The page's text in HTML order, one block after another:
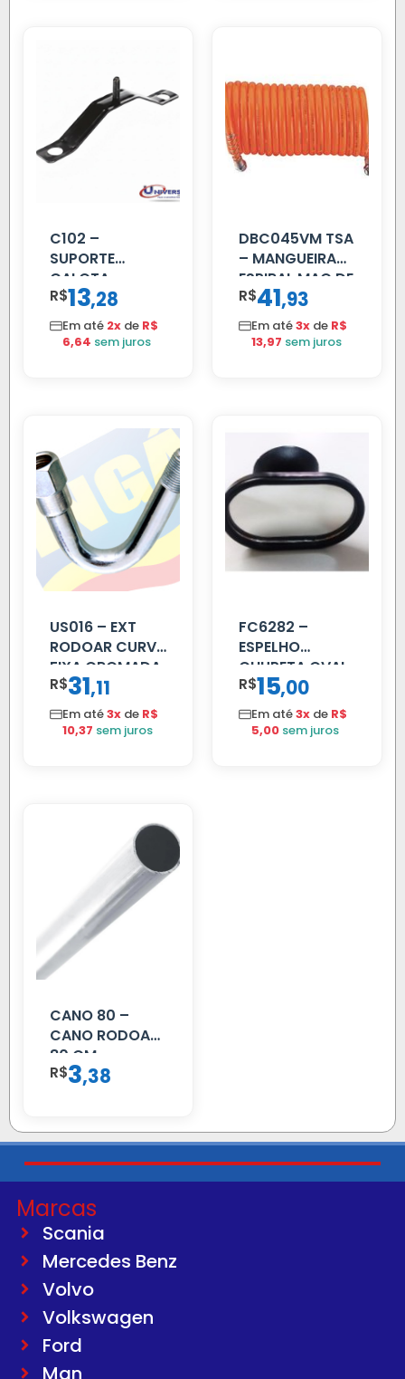
C102 –
SUPORTE
CALOTA
DIANTEIRA
RODA 10 FUROS
R$13,28
Em até 2x de R$
6,64 sem juros
DBC045VM TSA
– MANGUEIRA
ESPIRAL MAO DE
AMIGO UNIV 16
MM 4.5MTS
VERMELHA
R$41,93
Em até3x de R$
13,97 sem juros
US016 – EXT
RODOAR CURVA
FIXA CROMADA
R$31,11
Em até3x de R$
10,37 sem juros
FC6282 –
ESPELHO
CHUPETA OVAL
R$15,00
Em até3x de R$
5,00 sem juros
CANO 80 –
CANO RODOAR
80 CM
R$3,38
Marcas
Scania
Mercedes Benz
Volvo
Volkswagen
Ford
Man